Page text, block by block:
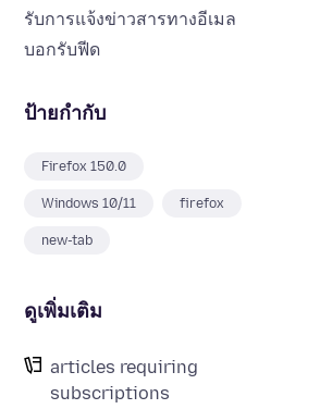
รับการแจ้งข่าวสารทางอีเมล
บอกรับฟีด
ป้ายกำกับ
Firefox 150.0
Windows 10/11 firefox
new-tab
ดูเพิ่มเติม
articles requiring
subscriptions